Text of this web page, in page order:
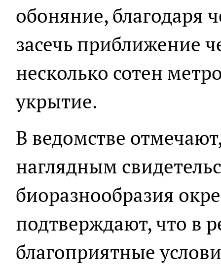
обоняние, благодаря
засечь приближение
несколько сотен
укрытие.
В ведомстве
наглядным
биоразнообразия
подтверждают, что в
благоприятные